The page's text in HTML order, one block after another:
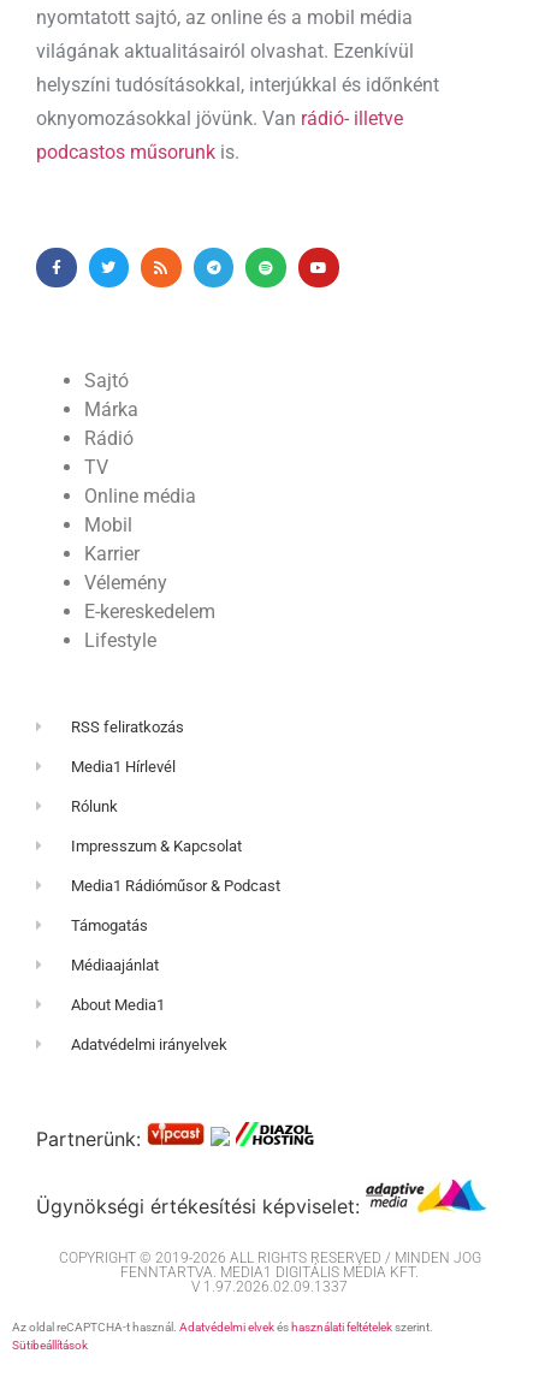
nyomtatott sajtó, az online és a mobil média
világának aktualitásairól olvashat. Ezenkívül
helyszíni tudósításokkal, interjúkkal és időnként
oknyomozásokkal jövünk. Van rádió- illetve
podcastos műsorunk is.
Sajtó
Márka
Rádió
TV
Online média
Mobil
Karrier
Vélemény
E-kereskedelem
Lifestyle
RSS feliratkozás
Media1 Hírlevél
Rólunk
Impresszum & Kapcsolat
Media1 Rádióműsor & Podcast
Támogatás
Médiaajánlat
About Media1
Adatvédelmi irányelvek
Partnerünk:
Ügynökségi értékesítési képviselet:
COPYRIGHT © 2019-2026 ALL RIGHTS RESERVED / MINDEN JOG
FENNTARTVA. MEDIA1 DIGITÁLIS MÉDIA KFT.
V 1.97.2026.02.09.1337
Az oldal reCAPTCHA-t használ. Adatvédelmi elvekés használati feltételekszerint.
Sütibeállítások